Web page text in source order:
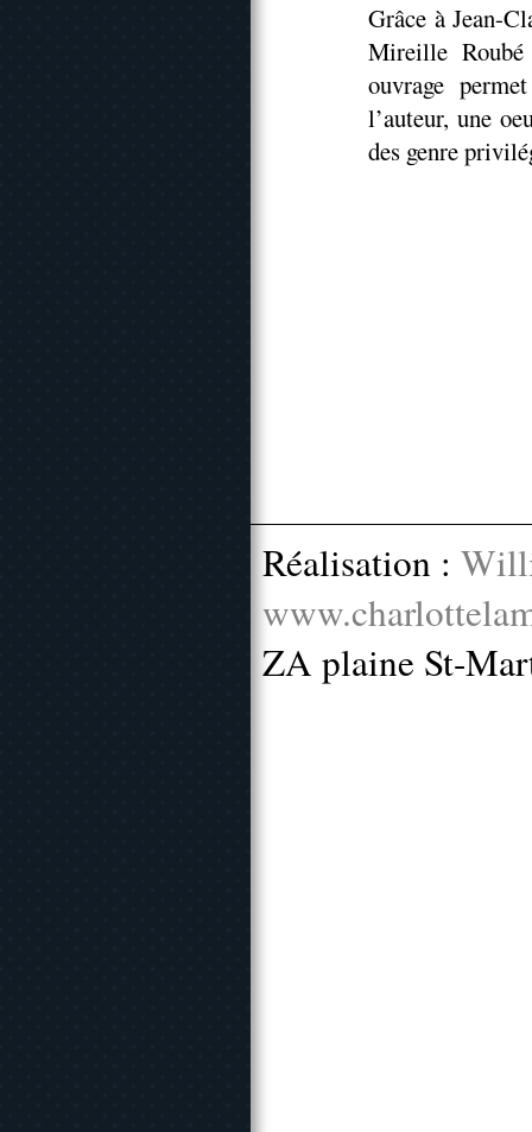
Grâce à Jean-
Mireille
ouvrage
l’auteur, une
des genre
Réalisation :
ZA plaine St-